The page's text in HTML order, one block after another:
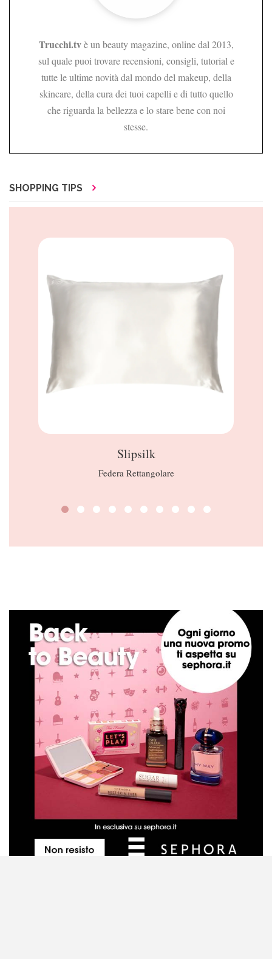
Trucchi.tvè un beauty magazine, online dal 2013,
sul quale puoi trovare recensioni, consigli, tutorial e
tutte le ultime novità dal mondo del makeup, della
skincare, della cura dei tuoi capelli e di tutto quello
che riguarda la bellezza e lo stare bene con noi
stesse.
SHOPPING TIPS
Slipsilk
Federa Rettangolare